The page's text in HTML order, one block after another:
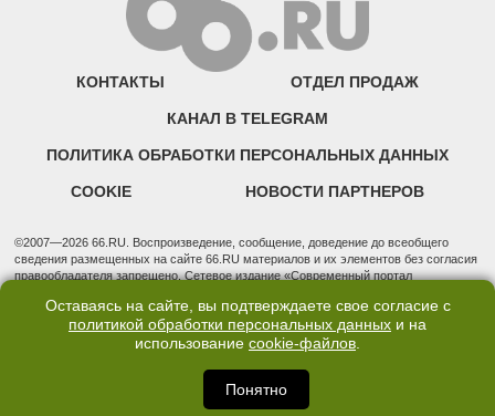
КОНТАКТЫ ОТДЕЛ ПРОДАЖ
КАНАЛ В TELEGRAM
ПОЛИТИКА ОБРАБОТКИ ПЕРСОНАЛЬНЫХ ДАННЫХ
COOKIE НОВОСТИ ПАРТНЕРОВ
©2007—2026 66.RU. Воспроизведение, сообщение, доведение до всеобщего
сведения размещенных на сайте 66.RU материалов и их элементов без согласия
правообладателя запрещено. Сетевое издание «Современный портал
надзору в сфере связи, информационных технологий и массовых коммуникаций
(Роскомнадзор). Регистрационный номер ЭЛ № ФС 77 - 76634 от 02.09.2019
Учредитель: Общество с ограниченной ответственностью "66.ру". Юридический
3, оф. 7015 Фактический адрес редакции и отдела продаж: 620014, Свердловская
обл., г. Екатеринбург, ул. Бориса Ельцина, д. 3, оф. 7015, +7 (343) 288-50-66
info@news.66.ru Главный редактор: Шлыков Дмитрий Владимирович
Оставаясь на сайте, вы подтверждаете свое согласие с
политикой обработки персональных данных и на
использование cookie-файлов.
Понятно